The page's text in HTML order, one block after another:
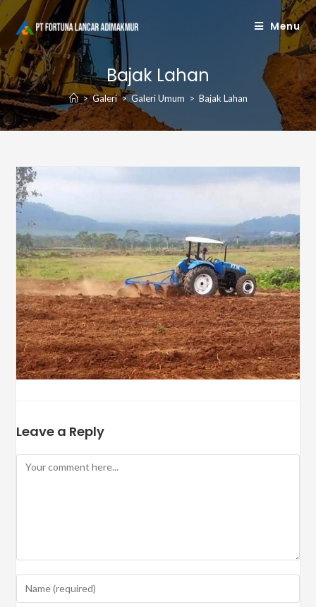
Skip
to
content
Menu
Bajak Lahan
> Galeri > Galeri Umum > Bajak Lahan
Leave a Reply
Comment
Enter
your